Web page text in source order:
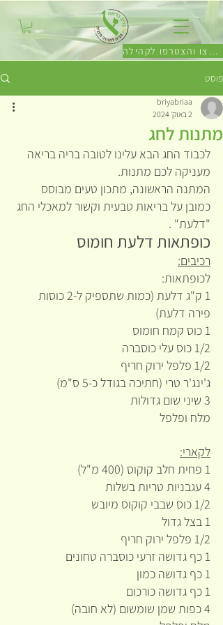
לחצו והצטרפו לקהילה
פוסט
מתנות לחג
briyabriaa
2 באוק׳ 2024
לכבוד החג הבא עלינו לטובה בריה בריאה
מעניקה לכם מתנות.
המתנה הראשונה, מתכון טעים מבוסס
כמובן על בריאות טבעית וקשור למאכלי החג
"דלעת" .
כופתאות דלעת חומוס
רכיבים:
לכופתאות:
1 ק"ג דלעת (כמות שתספיק ל-2 כוסות
פירה דלעת)
1 כוס קמח חומוס
1/2 כוס עלי כוסברה
1/2 פלפל ירוק חריף
ג'ינג'ר טרי (חתיכה בגודל כ-5 ס"מ)
3 שיני שום גדולות
מלח ופלפל
לקארי:
1 פחית חלב קוקוס (400 מ"ל)
4 עגבניות טריות בשלות
1/2 כוס שבבי קוקוס מיובש
1 בצל גדול
1/2 פלפל ירוק חריף
1 כף גדושה זרעי כוסברה טחונים
1 כף גדושה כמון
1 כף גדושה כורכום
4 כפות שמן שומשום (לא חובה)